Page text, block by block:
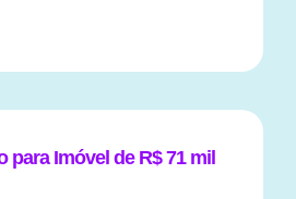
para Imóvel de R$ 71 mil